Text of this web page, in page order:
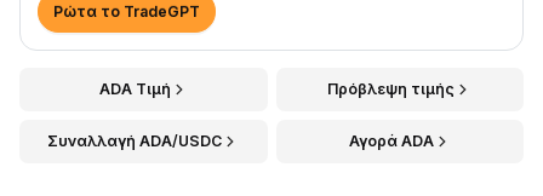
Ρώτα το TradeGPT
ADA Τιμή Πρόβλεψη τιμής
Συναλλαγή ADA/USDC Αγορά ADA